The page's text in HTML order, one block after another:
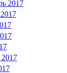
2017